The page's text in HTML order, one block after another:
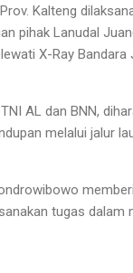
Kalteng
pihak Lanudal
X-Ray
AL dan BNN,
melalui jalur
tugas dalam